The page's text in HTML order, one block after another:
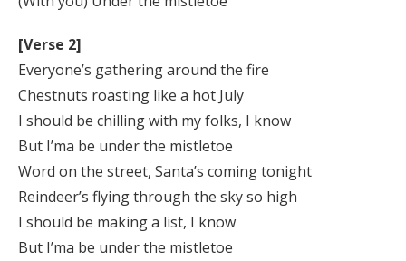
[Verse 2]
Everyone’s gathering around the fire
Chestnuts roasting like a hot July
I should be chilling with my folks, I know
But I’ma be under the mistletoe
Word on the street, Santa’s coming tonight
Reindeer’s flying through the sky so high
I should be making a list, I know
But I’ma be under the mistletoe